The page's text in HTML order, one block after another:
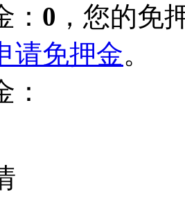
0 ，您的免
请免押金。